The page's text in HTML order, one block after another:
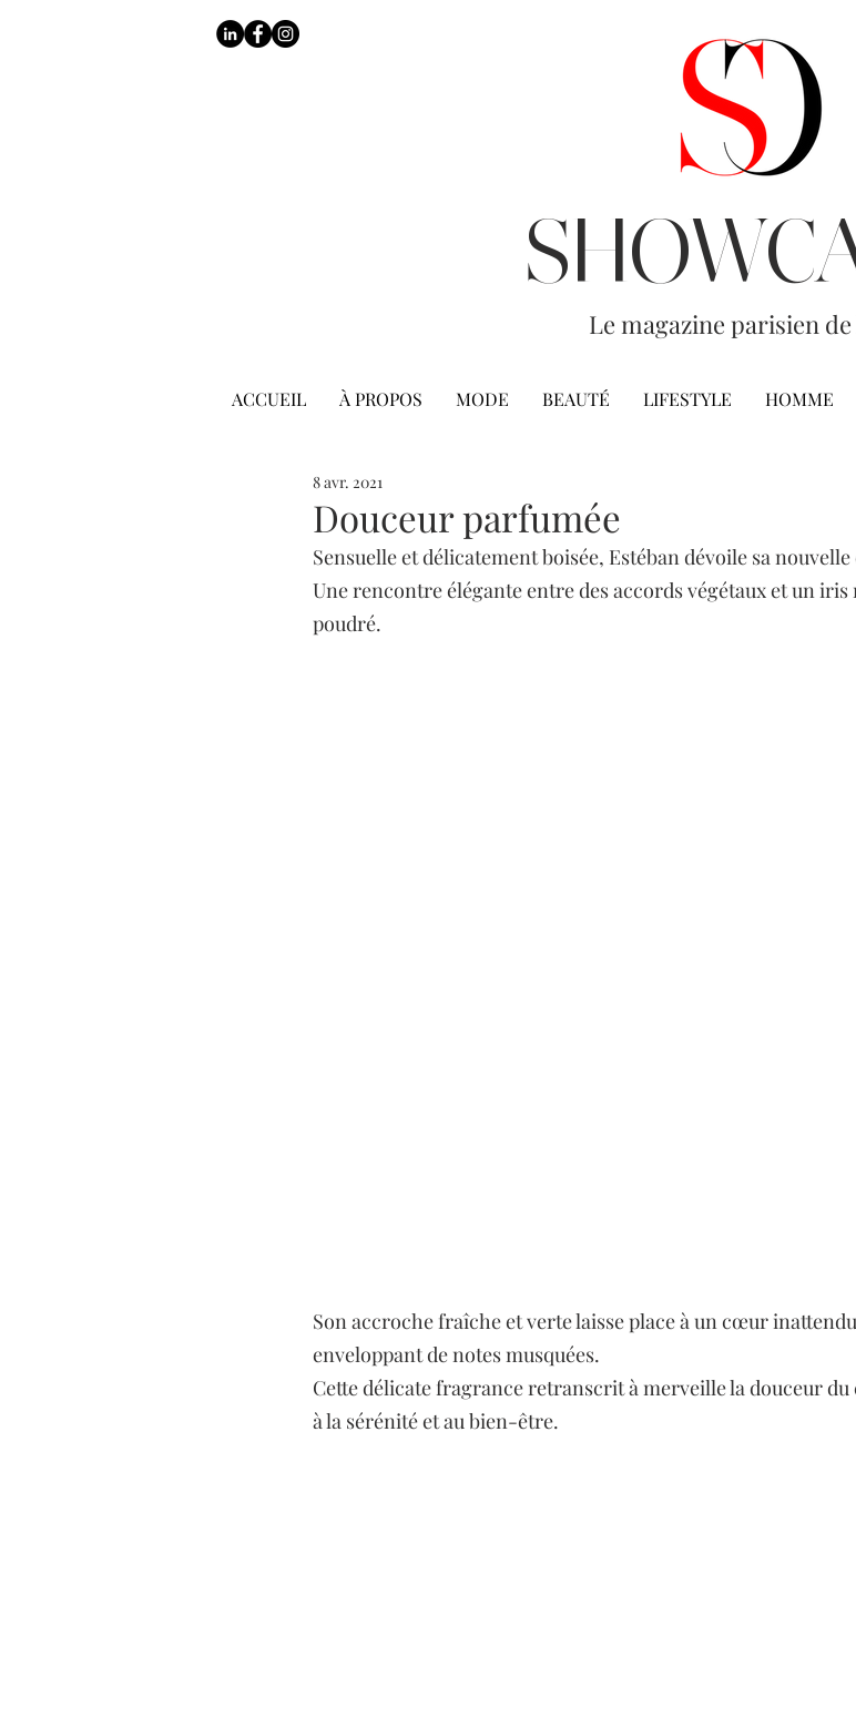
Le magazine parisien
ACCUEIL À PROPOS MODE BEAUTÉ LIFESTYLE HOMME
Douceur parfumée
8 avr. 2021
Sensuelle et délicatement boisée, Estéban dévoile sa
Une rencontre élégante entre des accords végétaux et un
poudré.
Son accroche fraîche et verte laisse place à un cœur
enveloppant de notes musquées.
Cette délicate fragrance retranscrit à merveille la douceur
à la sérénité et au bien-être.